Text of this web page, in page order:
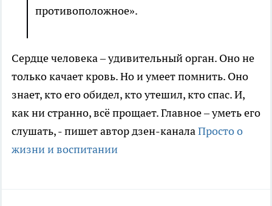
противоположное».
Сердце человека – удивительный орган. Оно не
только качает кровь. Но и умеет помнить. Оно
знает, кто его обидел, кто утешил, кто спас. И,
как ни странно, всё прощает. Главное – уметь его
слушать, - пишет автор дзен-каналаПросто о
жизни и воспитании